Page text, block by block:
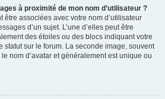
à proximité de mon nom d’utilisateur ?
être associées avec votre nom d’utilisateur
d’un sujet. L’une d’elles peut être
des étoiles ou des blocs indiquant votre
statut sur le forum. La seconde image, souvent
nom d’avatar et généralement est unique ou